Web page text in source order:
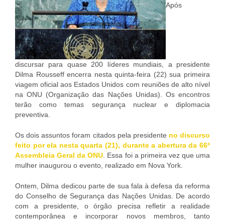
Após
discursar para quase 200 líderes mundiais, a presidente
Dilma Rousseff encerra nesta quinta-feira (22) sua primeira
viagem oficial aos Estados Unidos com reuniões de alto nível
na ONU (Organização das Nações Unidas). Os encontros
terão como temas segurança nuclear e diplomacia
preventiva.
Os dois assuntos foram citados pela presidente no discurso
feito por ela nesta quarta (21), durante a abertura da 66ª
Assembleia Geral da ONU . Essa foi a primeira vez que uma
mulher inaugurou o evento, realizado em Nova York.
Ontem, Dilma dedicou parte de sua fala à defesa da reforma
do Conselho de Segurança das Nações Unidas. De acordo
com a presidente, o órgão precisa refletir a realidade
contemporânea e incorporar novos membros, tanto